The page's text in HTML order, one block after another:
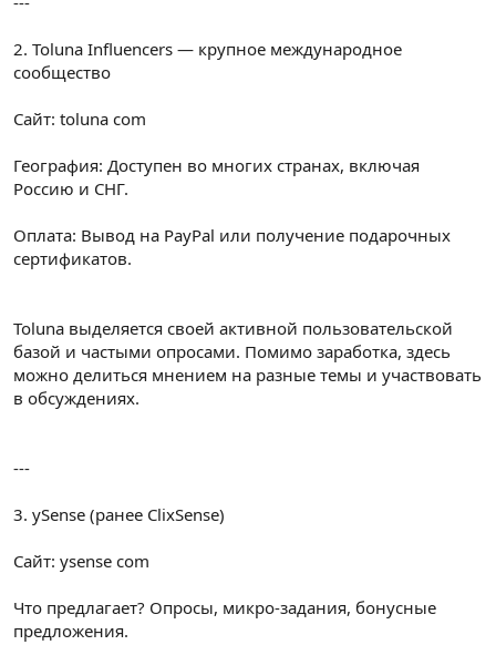
2. Toluna Influencers — крупное международное
сообщество
Сайт: toluna com
География: Доступен во многих странах, включая
Россию и СНГ.
Оплата: Вывод на PayPal или получение подарочных
сертификатов.
Toluna выделяется своей активной пользовательской
базой и частыми опросами. Помимо заработка, здесь
можно делиться мнением на разные темы и участвовать
в обсуждениях.
---
3. ySense (ранее ClixSense)
Сайт: ysense com
Что предлагает? Опросы, микро-задания, бонусные
предложения.